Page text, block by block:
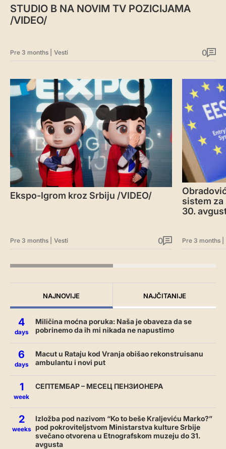
STUDIO B NA NOVIM TV POZICIJAMA
/VIDEO/
Pre 3 months Vesti 0
Ekspo-Igrom kroz Srbiju /VIDEO/
Pre 3 months Vesti 0
sistem za
30.
Pre 3 months
NAJNOVIJE NAJČITANIJE
4
days
Miličina moćna poruka: Naša je obaveza da se
pobrinemo da ih mi nikada ne napustimo
6
days
Macut u Rataju kod Vranja obišao rekonstruisanu
ambulantu i novi put
1
week
СЕПТЕМБАР – МЕСЕЦ ПЕНЗИОНЕРА
2
weeks
Izložba pod nazivom “Ko to beše Kraljeviću Marko?”
pod pokroviteljstvom Ministarstva kulture Srbije
svečano otvorena u Etnografskom muzeju do 31.
avgusta